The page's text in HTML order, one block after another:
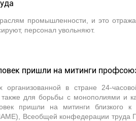
промышленности, и это
персонал увольняют.
пришли на митинги
организованной в стране 24-
также для борьбы с монополиями
пришли на митинги близкого
Всеобщей конфедерации труда